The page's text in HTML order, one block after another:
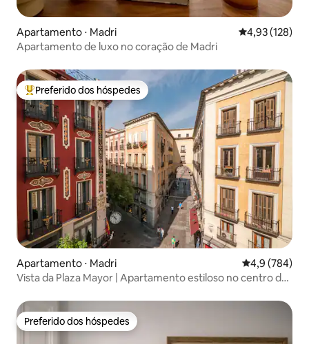
estancia.
Apartamento ⋅ Madri 4,93 de uma
4,93 (128)
Apartamento de luxo no coração de Madri
Entre os melhores preferidos dos hóspedes
Preferido dos hóspedes
Apartamento ⋅ Madri 4,9 de uma
4,9 (784)
Vista da Plaza Mayor | Apartamento estiloso no centro da
Preferido dos hóspedes
Preferido dos hóspedes